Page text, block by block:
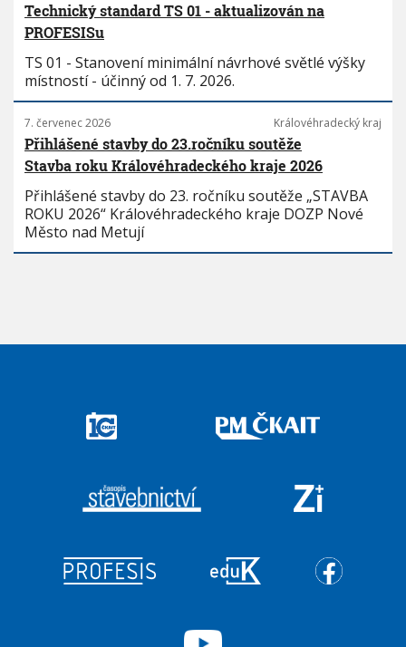
Technický standard TS 01 - aktualizován na
PROFESISu
TS 01 - Stanovení minimální návrhové světlé výšky
místností - účinný od 1. 7. 2026.
7. červenec 2026 Královéhradecký kraj
Přihlášené stavby do 23.ročníku soutěže
Stavba roku Královéhradeckého kraje 2026
Přihlášené stavby do 23. ročníku soutěže „STAVBA
ROKU 2026“ Královéhradeckého kraje DOZP Nové
Město nad Metují